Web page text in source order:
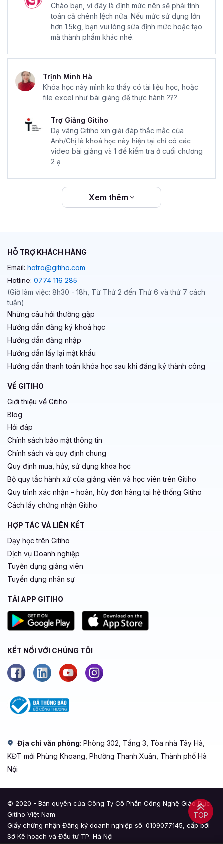
Chào bạn, vì đây là định mức nên sẽ phải tính
toán cả chênh lệch nữa. Nếu mức sử dụng lớn
hơn 1.5kg, bạn vui lòng sửa định mức hoặc tạo
mã thành phẩm khác nhé.
Trịnh Minh Hà
Khóa học này mình ko thấy có tài liệu học, hoặc
file excel như bài giảng để thực hành ???
Trợ Giảng Gitiho
Dạ vâng Gitiho xin giải đáp thắc mắc của
Anh/Chị là khoá học này hiện tại chỉ có các
video bài giảng và 1 đề kiểm tra ở cuối chương
2 ạ
Xem thêm
TOP
HỖ TRỢ KHÁCH HÀNG
Email: hotro@gitiho.com
Hotline: 0774 116 285
(Giờ làm việc: 8h30 - 18h, Từ Thứ 2 đến Thứ 6 và thứ 7 cách
tuần)
Những câu hỏi thường gặp
Hướng dẫn đăng ký khoá học
Hướng dẫn đăng nhập
Hướng dẫn lấy lại mật khẩu
Hướng dẫn thanh toán khóa học sau khi đăng ký thành công
VỀ GITIHO
Giới thiệu về Gitiho
Blog
Hỏi đáp
Chính sách bảo mật thông tin
Chính sách và quy định chung
Quy định mua, hủy, sử dụng khóa học
Bộ quy tắc hành xử của giảng viên và học viên trên Gitiho
Quy trình xác nhận – hoàn, hủy đơn hàng tại hệ thống Gitiho
Cách lấy chứng nhận Gitiho
HỢP TÁC VÀ LIÊN KẾT
Dạy học trên Gitiho
Dịch vụ Doanh nghiệp
Tuyển dụng giảng viên
Tuyển dụng nhân sự
TẢI APP GITIHO
KẾT NỐI VỚI CHÚNG TÔI
Địa chỉ văn phòng: Phòng 302, Tầng 3, Tòa nhà Tây Hà,
KĐT mới Phùng Khoang, Phường Thanh Xuân, Thành phố Hà
Nội
© 2020 - Bản quyền của Công Ty Cổ Phần Công Nghệ Giáo Dục
Gitiho Việt Nam
Giấy chứng nhận Đăng ký doanh nghiệp số: 0109077145, cấp bởi
Sở Kế hoạch và Đầu tư TP. Hà Nội